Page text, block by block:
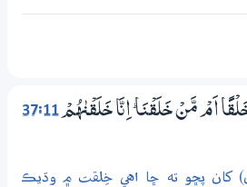
37:11 اَمْ مَّنْ خَلَقْنَا ۭ اِنَّا خَلَقْنٰهُمْ
کان پڇو ته ڇا اهي خِلقت ۾ وڌيڪ